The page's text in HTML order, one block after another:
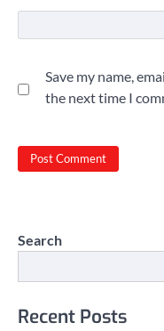
Save my name,
the next time I
Search
Recent Posts